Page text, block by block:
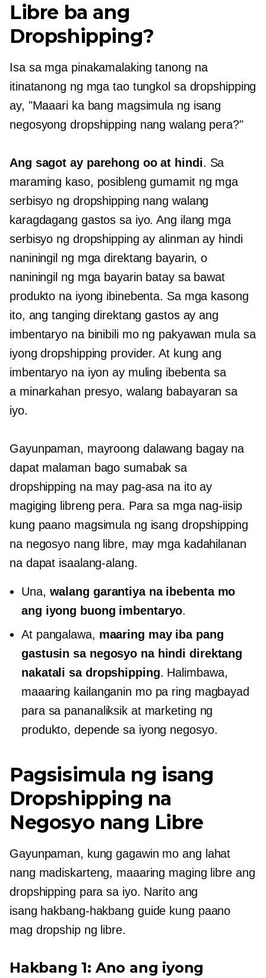
Libre ba ang
Dropshipping?
Isa sa mga pinakamalaking tanong na
itinatanong ng mga tao tungkol sa dropshipping
ay, "Maaari ka bang magsimula ng isang
negosyong dropshipping nang walang pera?"
Ang sagot ay parehong oo at hindi. Sa
maraming kaso, posibleng gumamit ng mga
serbisyo ng dropshipping nang walang
karagdagang gastos sa iyo. Ang ilang mga
serbisyo ng dropshipping ay alinman ay hindi
naniningil ng mga direktang bayarin, o
naniningil ng mga bayarin batay sa bawat
produkto na iyong ibinebenta. Sa mga kasong
ito, ang tanging direktang gastos ay ang
imbentaryo na binibili mo ng pakyawan mula sa
iyong dropshipping provider. At kung ang
imbentaryo na iyon ay muling ibebenta sa
a minarkahan presyo, walang babayaran sa
iyo.
Gayunpaman, mayroong dalawang bagay na
dapat malaman bago sumabak sa
dropshipping na may pag-asa na ito ay
magiging libreng pera. Para sa mga nag-iisip
kung paano magsimula ng isang dropshipping
na negosyo nang libre, may mga kadahilanan
na dapat isaalang-alang.
Una, walang garantiya na ibebenta mo
ang iyong buong imbentaryo.
At pangalawa, maaring may iba pang
gastusin sa negosyo na hindi direktang
nakatali sa dropshipping. Halimbawa,
maaaring kailanganin mo pa ring magbayad
para sa pananaliksik at marketing ng
produkto, depende sa iyong negosyo.
Pagsisimula ng isang
Dropshipping na
Negosyo nang Libre
Gayunpaman, kung gagawin mo ang lahat
nang madiskarteng, maaaring maging libre ang
dropshipping para sa iyo. Narito ang
isang hakbang-hakbang guide kung paano
mag dropship ng libre.
Hakbang 1: Ano ang iyong